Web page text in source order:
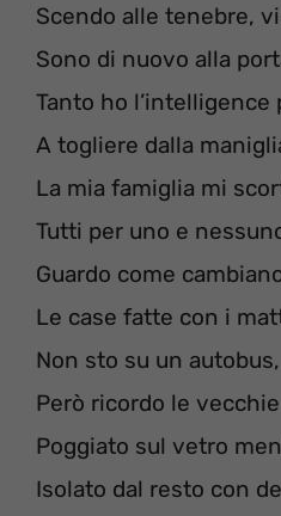
Scendo alle tenebre,
Sono di nuovo alla
Tanto ho l’intelligence
A togliere dalla
La mia famiglia mi
Tutti per uno e
Guardo come
Le case fatte con i
Non sto su un
Però ricordo le
Poggiato sul vetro
Isolato dal resto con